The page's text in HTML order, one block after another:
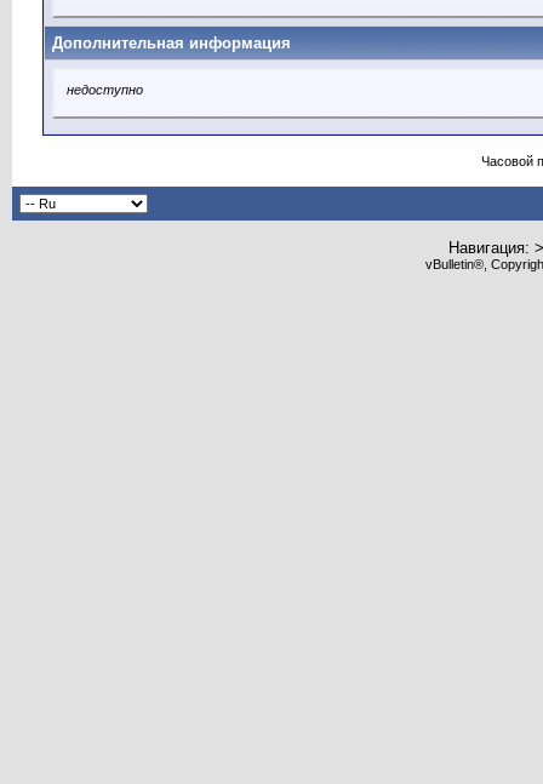
Дополнительная информация
недоступно
Часовой
Навигация:
vBulletin®,